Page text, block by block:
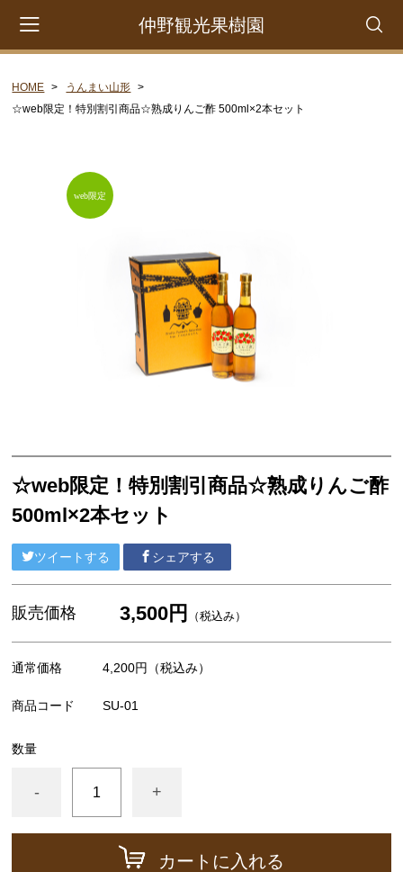
仲野観光果樹園
さくらんぼ
佐藤錦
訳ありご家庭用たっぷりお徳用
ゴールドピーチ
ぶどう
りんご
うんまい山形
ナカノフルーツ オリジナルグッズ
HOME
うんまい山形
☆web限定！特別割引商品☆熟成りんご酢 500ml×2本セット
☆web限定！特別割引商品☆熟成りんご酢
500ml×2本セット
ツイートする シェアする
販売価格 3,500円 （税込み）
通常価格 4,200円 （税込み）
商品コード SU-01
数量
- +
カートに入れる